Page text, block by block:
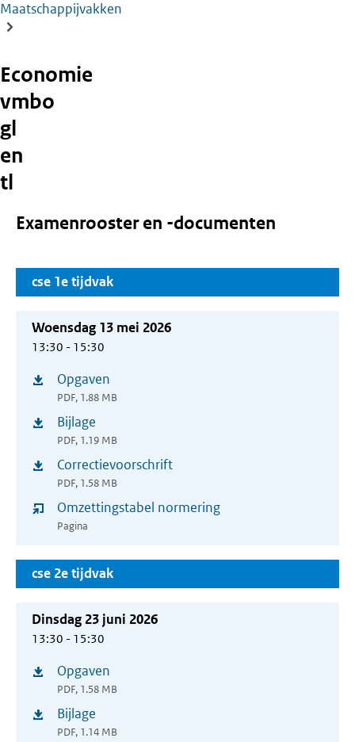
Maatschappijvakken
Economie
vmbo
gl
en
tl
Examenrooster en -documenten
cse 1e tijdvak
Woensdag 13 mei 2026
13:30 - 15:30
Opgaven
PDF, 1.88 MB
(opent
nieuw
venster)
Bijlage
PDF, 1.19 MB
(opent
nieuw
venster)
Correctievoorschrift
PDF, 1.58 MB
(opent
nieuw
venster)
Omzettingstabel normering
Pagina
cse 2e tijdvak
Dinsdag 23 juni 2026
13:30 - 15:30
Opgaven
PDF, 1.58 MB
(opent
nieuwBijlage
PDF, 1.14 MB
(opent